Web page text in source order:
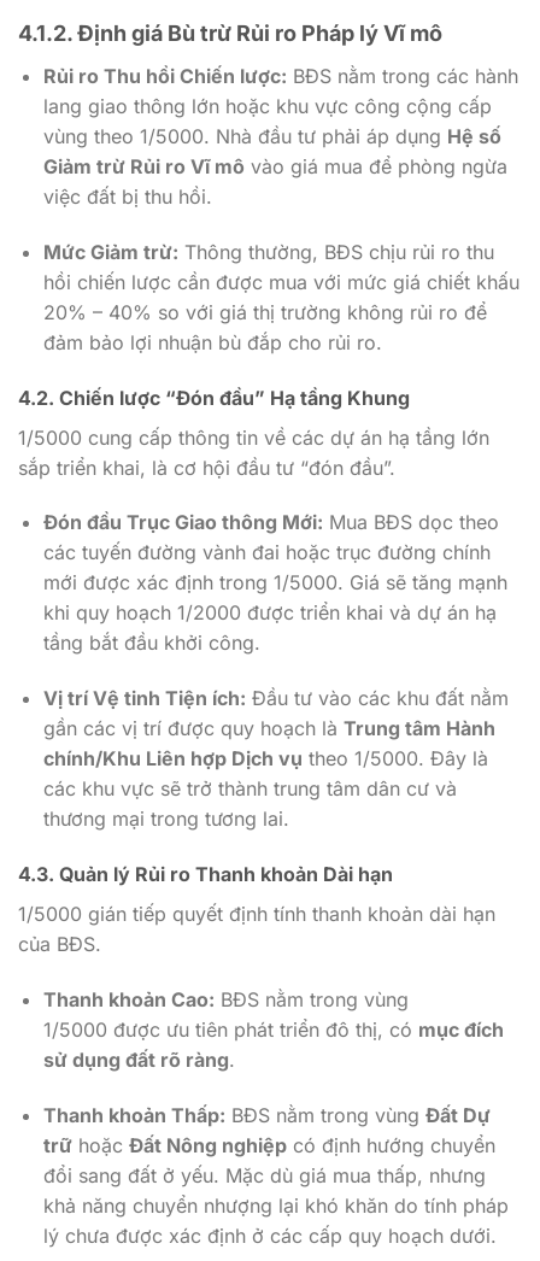
4.1.2. Định giá Bù trừ Rủi ro Pháp lý Vĩ mô
Rủi ro Thu hồi Chiến lược: BĐS nằm trong các hành
lang giao thông lớn hoặc khu vực công cộng cấp
vùng theo 1/5000. Nhà đầu tư phải áp dụng Hệ số
Giảm trừ Rủi ro Vĩ mô vào giá mua để phòng ngừa
việc đất bị thu hồi.
Mức Giảm trừ: Thông thường, BĐS chịu rủi ro thu
hồi chiến lược cần được mua với mức giá chiết khấu
20% – 40% so với giá thị trường không rủi ro để
đảm bảo lợi nhuận bù đắp cho rủi ro.
4.2. Chiến lược “Đón đầu” Hạ tầng Khung
1/5000 cung cấp thông tin về các dự án hạ tầng lớn
sắp triển khai, là cơ hội đầu tư “đón đầu”.
Đón đầu Trục Giao thông Mới: Mua BĐS dọc theo
các tuyến đường vành đai hoặc trục đường chính
mới được xác định trong 1/5000. Giá sẽ tăng mạnh
khi quy hoạch 1/2000 được triển khai và dự án hạ
tầng bắt đầu khởi công.
Vị trí Vệ tinh Tiện ích: Đầu tư vào các khu đất nằm
gần các vị trí được quy hoạch là Trung tâm Hành
chính/Khu Liên hợp Dịch vụ theo 1/5000. Đây là
các khu vực sẽ trở thành trung tâm dân cư và
thương mại trong tương lai.
4.3. Quản lý Rủi ro Thanh khoản Dài hạn
1/5000 gián tiếp quyết định tính thanh khoản dài hạn
của BĐS.
Thanh khoản Cao: BĐS nằm trong vùng
1/5000 được ưu tiên phát triển đô thị, có mục đích
sử dụng đất rõ ràng.
Thanh khoản Thấp: BĐS nằm trong vùng Đất Dự
trữhoặc Đất Nông nghiệpcó định hướng chuyển
đổi sang đất ở yếu. Mặc dù giá mua thấp, nhưng
khả năng chuyển nhượng lại khó khăn do tính pháp
lý chưa được xác định ở các cấp quy hoạch dưới.